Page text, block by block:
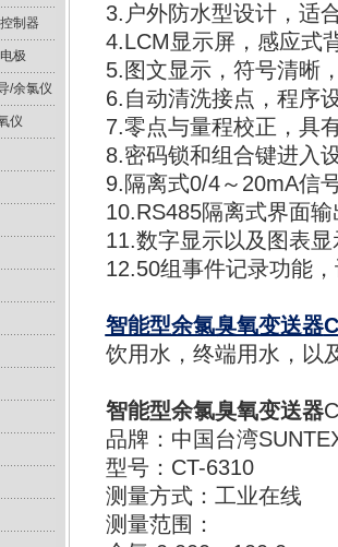
制器
极
/余氯仪
仪
3.户外防水型设计，适
4.LCM显示屏，感应式
5.图文显示，符号清晰
6.自动清洗接点，程序
7.零点与量程校正，具
8.密码锁和组合键进入
9.隔离式0/4～20mA信
10.RS485隔离式界面
11.数字显示以及图表
12.50组事件记录功能
智能型余氯臭氧变送器
饮用水，终端用水，以
智能型余氯臭氧变送器
品牌：中国台湾
型号：CT-6310
测量方式：工业在线
测量范围：